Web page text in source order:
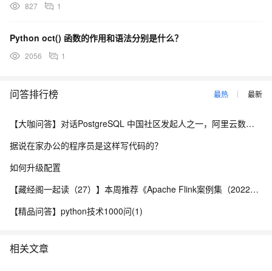
827 1
Python oct() 函数的作用和语法分别是什么？
2056 1
问答排行榜 最热 最新
【大咖问答】对话PostgreSQL 中国社区发起人之一，阿里云数据库高级专家 德哥
据说在家办公的程序员是这样写代码的？
如何升级配置
【藏经阁一起读（27）】本周推荐《Apache Flink案例集（2022版）》，你有哪些心得？
【精品问答】python技术1000问(1)
相关文章